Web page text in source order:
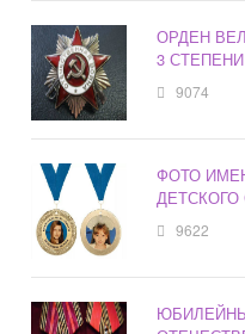
ОРДЕН
3
9074
ФОТО
ДЕТСКОГО
9622